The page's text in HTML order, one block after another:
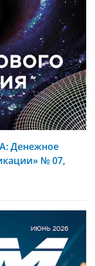
Денежное
№ 07,